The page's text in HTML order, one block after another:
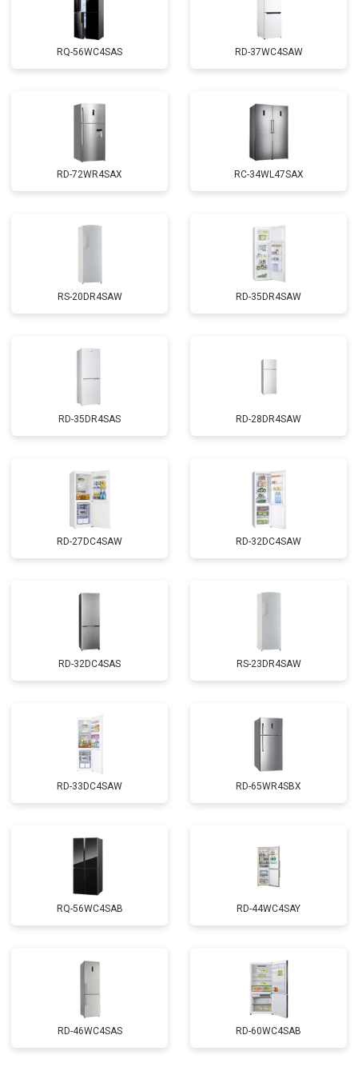
RQ-56WC4SAS RD-37WC4SAW
RD-72WR4SAX RС-34WL47SAX
RS-20DR4SAW RD-35DR4SAW
RD-35DR4SAS RD-28DR4SAW
RD-27DC4SAW RD-32DC4SAW
RD-32DC4SAS RS-23DR4SAW
RD-33DC4SAW RD-65WR4SBX
RQ-56WC4SAB RD-44WC4SAY
RD-46WC4SAS RD-60WC4SAB